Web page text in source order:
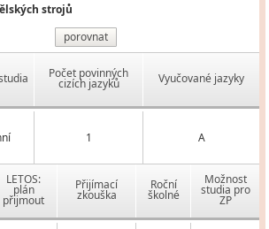
strojů
porovnat
Počet povinných
cizích jazyků Vyučované jazyky
1 A
LETOS:
plán
přijmout
Přijímací
zkouška
Roční
školné
Možnost
studia pro
ZP